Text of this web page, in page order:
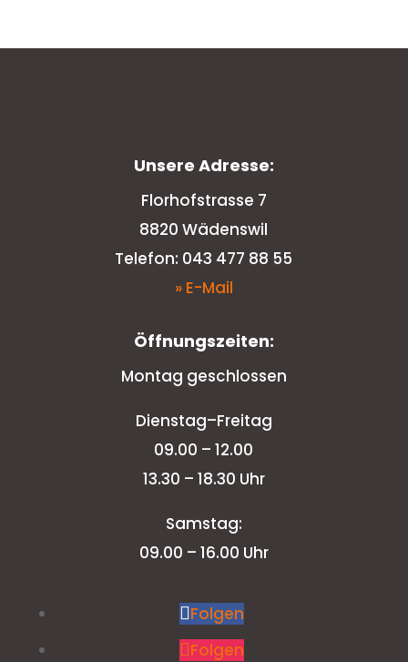
Unsere Adresse:
Florhofstrasse 7
8820 Wädenswil
Telefon: 043 477 88 55
» E-Mail
Öffnungszeiten:
Montag geschlossen
Dienstag–Freitag
09.00 – 12.00
13.30 – 18.30 Uhr
Samstag:
09.00 – 16.00 Uhr
Folgen
Folgen